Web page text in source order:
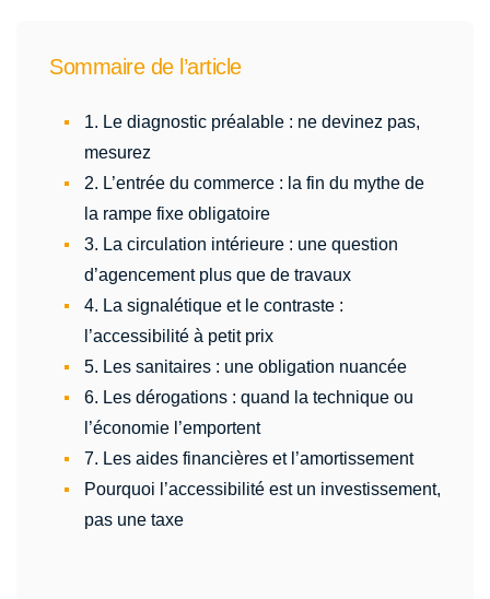
Sommaire de l’article
1. Le diagnostic préalable : ne devinez pas,
mesurez
2. L’entrée du commerce : la fin du mythe de
la rampe fixe obligatoire
3. La circulation intérieure : une question
d’agencement plus que de travaux
4. La signalétique et le contraste :
l’accessibilité à petit prix
5. Les sanitaires : une obligation nuancée
6. Les dérogations : quand la technique ou
l’économie l’emportent
7. Les aides financières et l’amortissement
Pourquoi l’accessibilité est un investissement,
pas une taxe